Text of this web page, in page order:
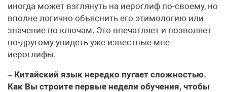
иногда может взглянуть на иероглиф по-своему, но
вполне логично объяснить его этимологию или
значение по ключам. Это впечатляет и позволяет
по-другому увидеть уже известные мне
иероглифы.
– Китайский язык нередко пугает сложностью.
Как Вы строите первые недели обучения, чтобы